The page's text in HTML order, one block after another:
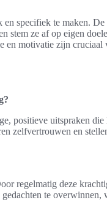
specifiek te maken. De
stem ze af op eigen
en motivatie zijn cruciaal
positieve uitspraken die
zelfvertrouwen en
regelmatig deze
te overwinnen,